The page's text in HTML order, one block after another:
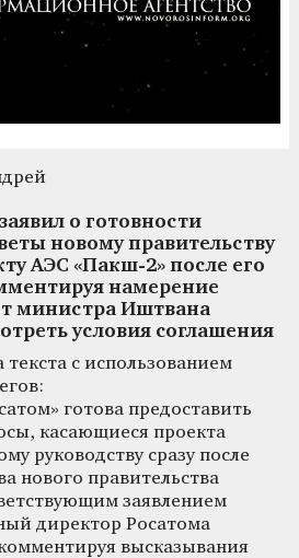
о готовности
новому правительству
АЭС «Пакш-2» после его
намерение
министра Иштвана
условия соглашения
с использованием
готова предоставить
касающиеся проекта
руководству сразу после
нового правительства
заявлением
директор Росатома
высказывания